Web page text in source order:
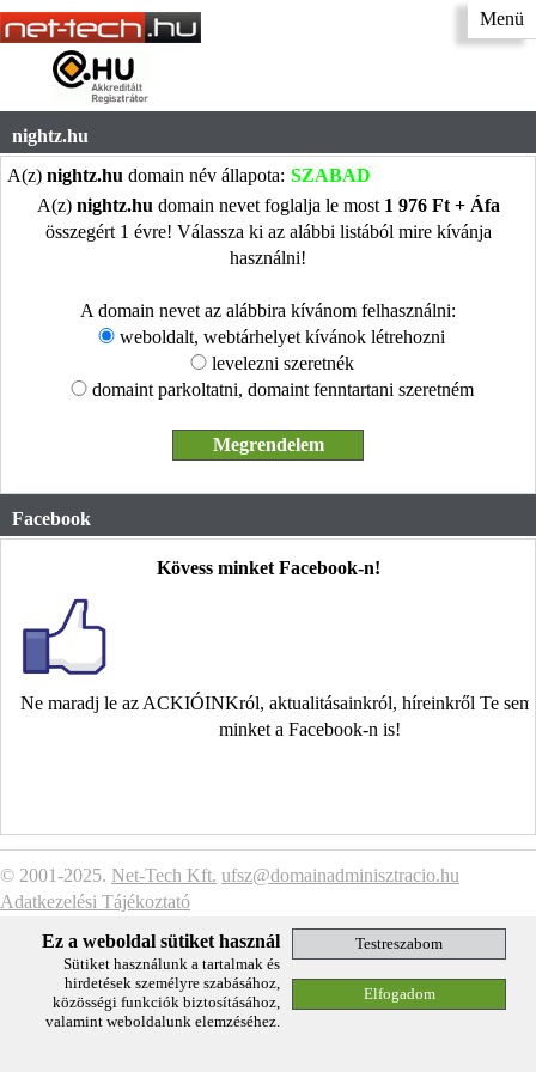
Menü
nightz.hu
A(z) nightz.hu domain név állapota: SZABAD
A(z) nightz.hu domain nevet foglalja le most 1 976 Ft + Áfa
összegért 1 évre! Válassza ki az alábbi listából mire kívánja
használni!
A domain nevet az alábbira kívánom felhasználni:
weboldalt, webtárhelyet kívánok létrehozni
levelezni szeretnék
domaint parkoltatni, domaint fenntartani szeretném
Facebook
Kövess minket Facebook-n!
Ne maradj le az ACKIÓINKról, aktualitásainkról, híreinkről Te
minket a Facebook-n is!
© 2001-2025. Net-Tech Kft. ufsz@domainadminisztracio.hu
Adatkezelési Tájékoztató
Ez a weboldal sütiket használ
Sütiket használunk a tartalmak és
hirdetések személyre szabásához,
közösségi funkciók biztosításához,
valamint weboldalunk elemzéséhez.